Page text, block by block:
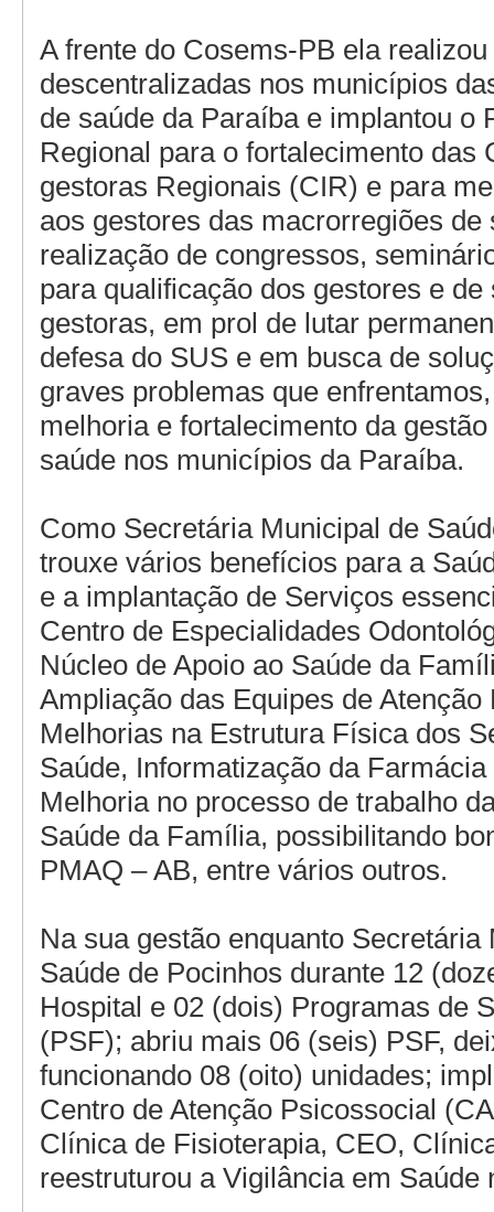
A frente do Cosems-PB ela
descentralizadas nos municípios
de saúde da Paraíba e implantou o
Regional para o fortalecimento das
gestoras Regionais (CIR) e para
aos gestores das macrorregiões de
realização de congressos,
para qualificação dos gestores e de
gestoras, em prol de lutar
defesa do SUS e em busca de
graves problemas que
melhoria e fortalecimento da
saúde nos municípios da Paraíba.
Como Secretária Municipal de
trouxe vários benefícios para a
e a implantação de Serviços
Centro de Especialidades
Núcleo de Apoio ao Saúde da
Ampliação das Equipes de Atenção
Melhorias na Estrutura Física dos
Saúde, Informatização da
Melhoria no processo de trabalho
Saúde da Família, possibilitando
PMAQ – AB, entre vários outros.
Na sua gestão enquanto Secretária
Saúde de Pocinhos durante 12
Hospital e 02 (dois) Programas de
(PSF); abriu mais 06 (seis) PSF,
funcionando 08 (oito) unidades;
Centro de Atenção Psicossocial
Clínica de Fisioterapia, CEO,
reestruturou a Vigilância em Saúde